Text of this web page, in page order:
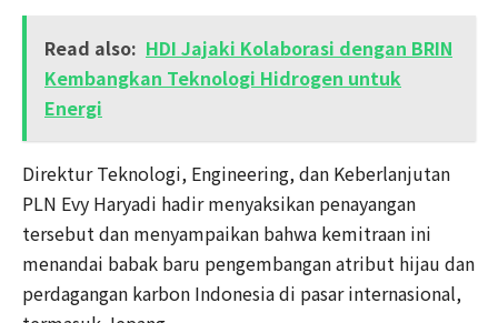
Read also: HDI Jajaki Kolaborasi dengan BRIN
Kembangkan Teknologi Hidrogen untuk
Energi
Direktur Teknologi, Engineering, dan Keberlanjutan
PLN Evy Haryadi hadir menyaksikan penayangan
tersebut dan menyampaikan bahwa kemitraan ini
menandai babak baru pengembangan atribut hijau dan
perdagangan karbon Indonesia di pasar internasional,